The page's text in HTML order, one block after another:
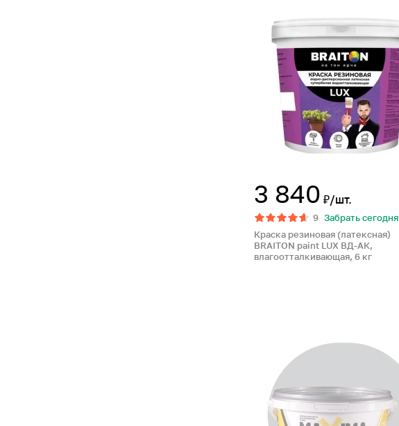
3 840 ₽/шт.
9 Забрать сегодня
Краска резиновая (латексная)
BRAITON paint LUX ВД-АК,
влагоотталкивающая, 6 кг